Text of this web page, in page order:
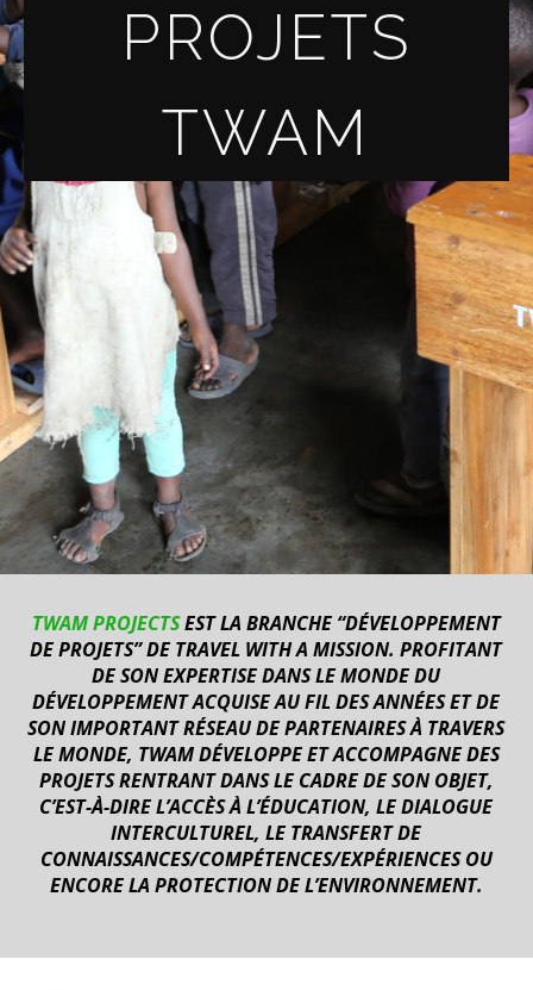
PROJETS
TWAM
TWAM PROJECTSEST LA BRANCHE “DÉVELOPPEMENT
DE PROJETS” DE TRAVEL WITH A MISSION. PROFITANT
DE SON EXPERTISE DANS LE MONDE DU
DÉVELOPPEMENT ACQUISE AU FIL DES ANNÉES ET DE
SON IMPORTANT RÉSEAU DE PARTENAIRES À TRAVERS
LE MONDE, TWAM DÉVELOPPE ET ACCOMPAGNE DES
PROJETS RENTRANT DANS LE CADRE DE SON OBJET,
C’EST-À-DIRE L’ACCÈS À L’ÉDUCATION, LE DIALOGUE
INTERCULTUREL, LE TRANSFERT DE
CONNAISSANCES/COMPÉTENCES/EXPÉRIENCES OU
ENCORE LA PROTECTION DE L’ENVIRONNEMENT.